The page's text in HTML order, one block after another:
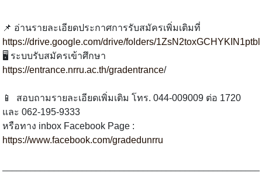
📌 อ่านรายละเอียดประกาศการรับสมัครเพิ่มเติมที่
https://drive.google.com/drive/folders/
🖥 ระบบรับสมัครเข้าศึกษา
https://entrance.nrru.ac.th/gradentrance/
📱 สอบถามรายละเอียดเพิ่มเติม โทร. 044-009009 ต่อ 1720
และ 062-195-9333
หรือทาง inbox Facebook Page :
https://www.facebook.com/gradedunrru